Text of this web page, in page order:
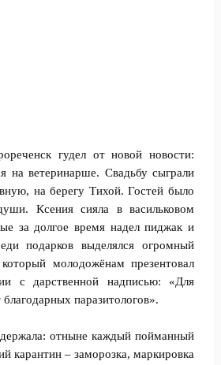
гудел от новой новости:
на ветеринарше. Свадьбу сыграли
на берегу Тихой. Гостей было
Ксения сияла в васильковом
за долгое время надел пиджак и
подарков выделялся огромный
молодожёнам презентовал
с дарственной надписью: «Для
паразитологов».
отныне каждый пойманный
карантин – заморозка, маркировка